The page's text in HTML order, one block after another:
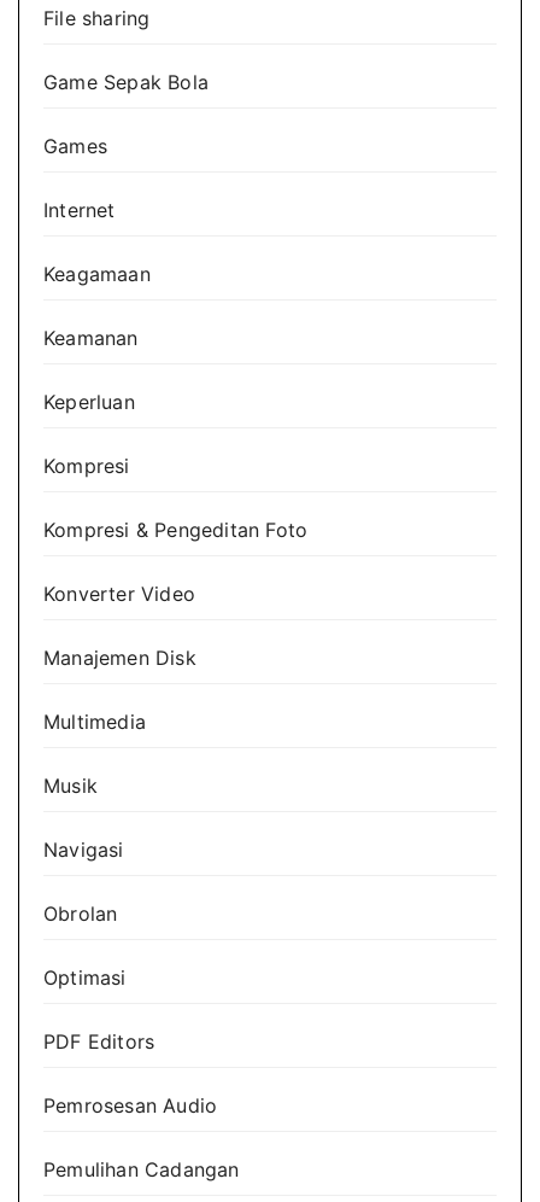
File sharing
Game Sepak Bola
Games
Internet
Keagamaan
Keamanan
Keperluan
Kompresi
Kompresi & Pengeditan Foto
Konverter Video
Manajemen Disk
Multimedia
Musik
Navigasi
Obrolan
Optimasi
PDF Editors
Pemrosesan Audio
Pemulihan Cadangan